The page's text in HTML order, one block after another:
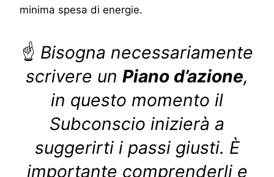
minima spesa di energie.
☝ Bisogna necessariamente
scrivere un Piano d’azione,
in questo momento il
Subconscio inizierà a
suggerirti i passi giusti. È
importante comprenderli e